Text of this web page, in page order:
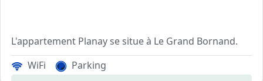
L'appartement Planay se situe à Le Grand Bornand.
La résidence LE PLANAY
WiFi Parking